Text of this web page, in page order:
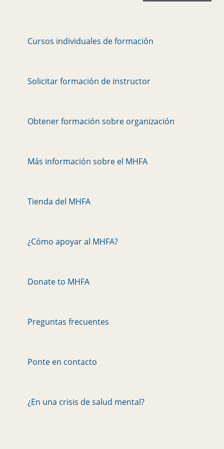
Cursos individuales de formación
Solicitar formación de instructor
Obtener formación sobre organización
Más información sobre el MHFA
Tienda del MHFA
¿Cómo apoyar al MHFA?
Donate to MHFA
Preguntas frecuentes
Ponte en contacto
¿En una crisis de salud mental?